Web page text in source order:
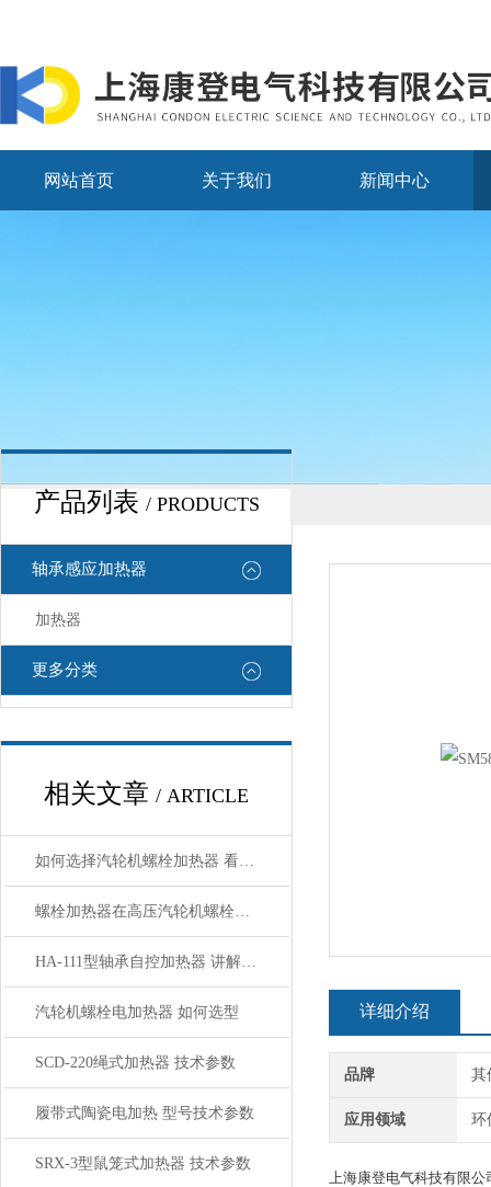
网站首页 关于我们 新闻中心
产品列表 / PRODUCTS
轴承感应加热器
加热器
更多分类
相关文章 / ARTICLE
如何选择汽轮机螺栓加热器 看了规格就明白了
螺栓加热器在高压汽轮机螺栓拆装中的应用
HA-111型轴承自控加热器 讲解使用方法
汽轮机螺栓电加热器 如何选型
SCD-220绳式加热器 技术参数
履带式陶瓷电加热 型号技术参数
SRX-3型鼠笼式加热器 技术参数
详细介绍
品牌 其
应用领域 环
上海康登电气科技有限